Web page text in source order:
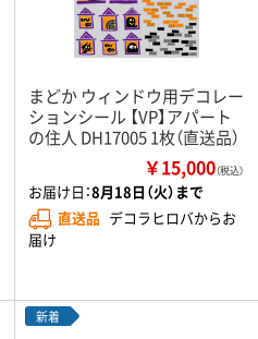
まどか ウィンドウ用デコレー
ションシール 【VP】アパート
の住人 DH17005 1枚（直送品）
￥15,000（税込）
お届け日：8月18日（火）まで
直送品 デコラヒロバからお
届け
新着